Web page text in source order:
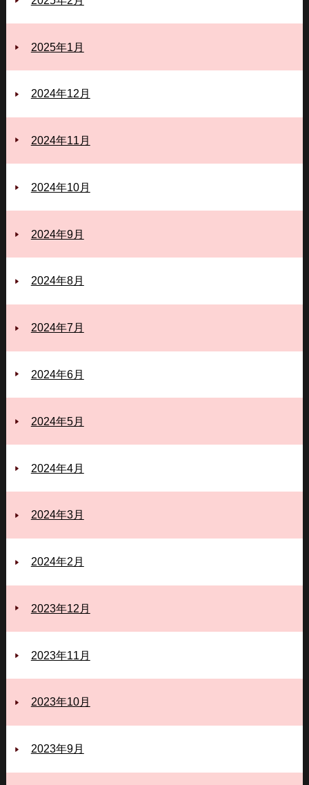
2025年1月
2024年12月
2024年11月
2024年10月
2024年9月
2024年8月
2024年7月
2024年6月
2024年5月
2024年4月
2024年3月
2024年2月
2023年12月
2023年11月
2023年10月
2023年9月